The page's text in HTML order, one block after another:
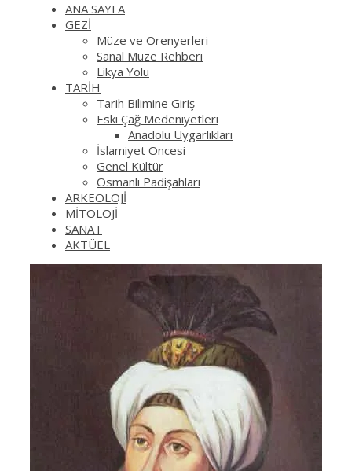
ANA SAYFA
GEZİ
Müze ve Örenyerleri
Sanal Müze Rehberi
Likya Yolu
TARİH
Tarih Bilimine Giriş
Eski Çağ Medeniyetleri
Anadolu Uygarlıkları
İslamiyet Öncesi
Genel Kültür
Osmanlı Padişahları
ARKEOLOJİ
MİTOLOJİ
SANAT
AKTÜEL